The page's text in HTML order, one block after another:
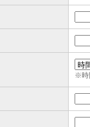
※時